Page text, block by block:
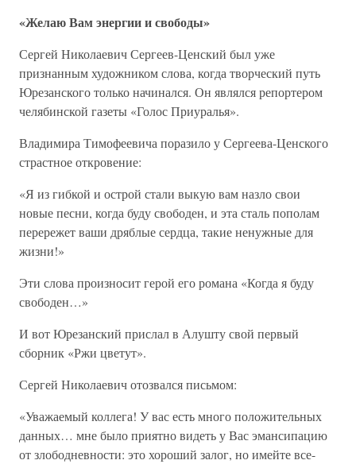
«Желаю Вам энергии и свободы»
Сергей Николаевич Сергеев-Ценский был уже
признанным художником слова, когда творческий путь
Юрезанского только начинался. Он являлся репортером
челябинской газеты «Голос Приуралья».
Владимира Тимофеевича поразило у Сергеева-Ценского
страстное откровение:
«Я из гибкой и острой стали выкую вам назло свои
новые песни, когда буду свободен, и эта сталь пополам
перережет ваши дряблые сердца, такие ненужные для
жизни!»
Эти слова произносит герой его романа «Когда я буду
свободен…»
И вот Юрезанский прислал в Алушту свой первый
сборник «Ржи цветут».
Сергей Николаевич отозвался письмом:
«Уважаемый коллега! У вас есть много положительных
данных… мне было приятно видеть у Вас эмансипацию
от злободневности: это хороший залог, но имейте все-